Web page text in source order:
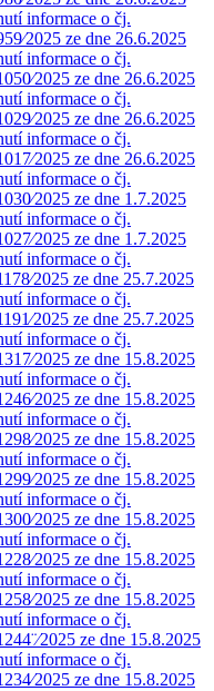
informace o čj.
ze dne 26.6.2025
informace o čj.
ze dne 26.6.2025
informace o čj.
ze dne 26.6.2025
informace o čj.
ze dne 26.6.2025
informace o čj.
ze dne 1.7.2025
informace o čj.
ze dne 1.7.2025
informace o čj.
ze dne 25.7.2025
informace o čj.
ze dne 25.7.2025
informace o čj.
ze dne 15.8.2025
informace o čj.
ze dne 15.8.2025
informace o čj.
ze dne 15.8.2025
informace o čj.
ze dne 15.8.2025
informace o čj.
ze dne 15.8.2025
informace o čj.
ze dne 15.8.2025
informace o čj.
ze dne 15.8.2025
informace o čj.
ze dne 15.8.2025
informace o čj.
ze dne 15.8.2025